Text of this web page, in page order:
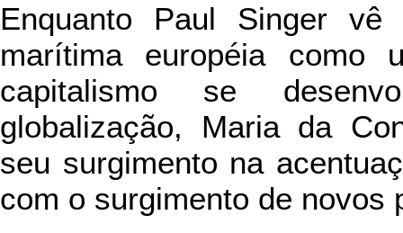
Enquanto Paul Singer
marítima européia como
capitalismo se
globalização, Maria da
seu surgimento na
com o surgimento de novos